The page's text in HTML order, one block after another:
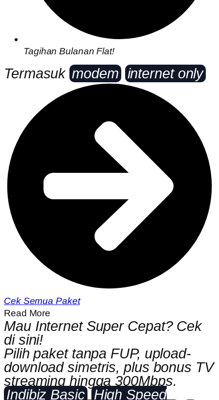
Tagihan Bulanan Flat!
Termasukmodem internet only
Cek Semua Paket
Read More
Mau Internet Super Cepat? Cek
di sini!
Pilih paket tanpa FUP, upload-
download simetris, plus bonus TV
streaming hingga 300Mbps.
Indibiz Basic
High Speed